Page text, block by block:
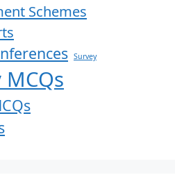
Schemes
Survey